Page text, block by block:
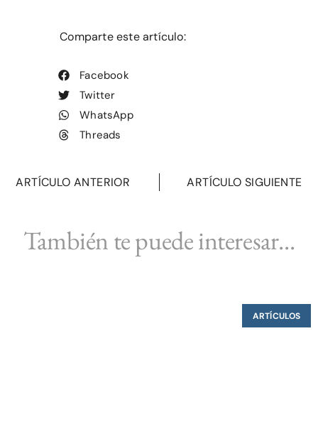
Comparte este artículo:
Facebook
Twitter
WhatsApp
Threads
ARTÍCULO ANTERIOR ARTÍCULO SIGUIENTE
También te puede interesar...
ARTÍCULOS